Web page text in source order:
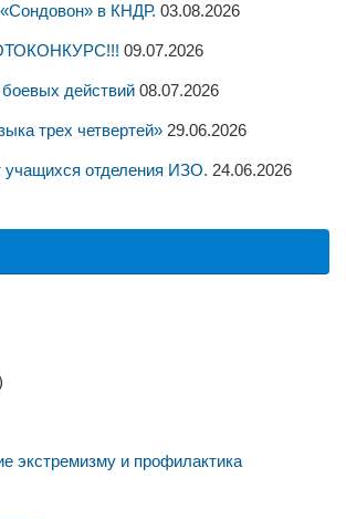
«Сондовон» в КНДР. 03.08.2026
09.07.2026
действий 08.07.2026
трех четвертей» 29.06.2026
учащихся отделения ИЗО. 24.06.2026
экстремизму и профилактика